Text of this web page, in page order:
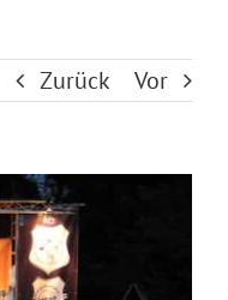
Zurück Vor